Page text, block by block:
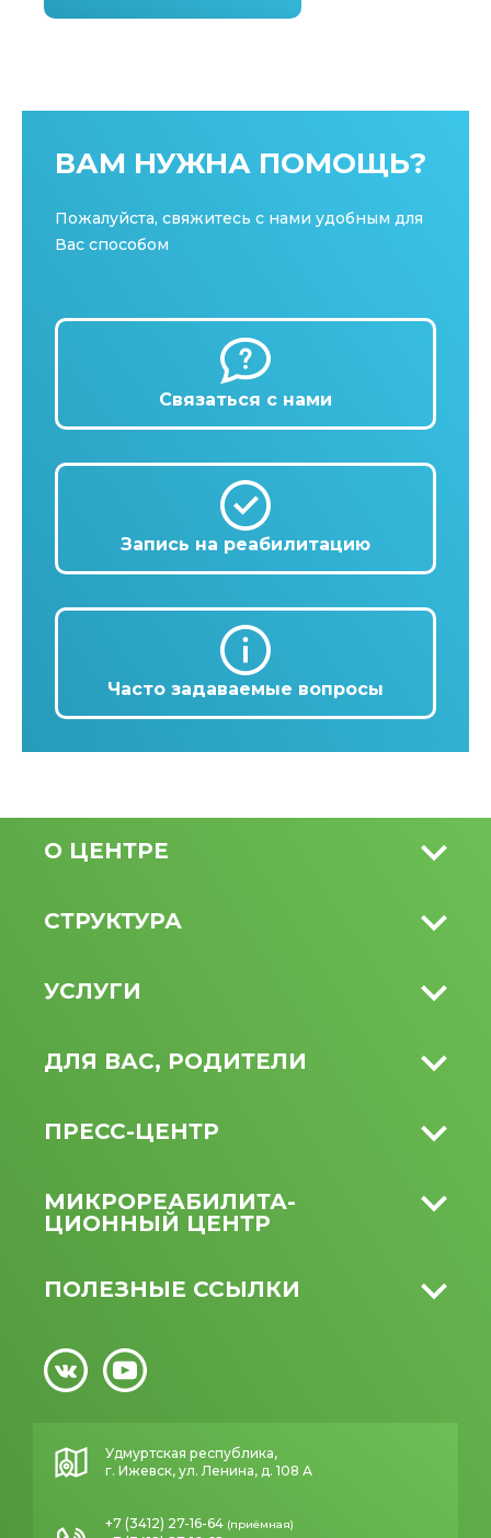
ВАМ НУЖНА ПОМОЩЬ?
Пожалуйста, свяжитесь с нами удобным для
Вас способом
Связаться с нами
Запись на реабилитацию
Часто задаваемые вопросы
О ЦЕНТРЕ
СТРУКТУРА
УСЛУГИ
ДЛЯ ВАС, РОДИТЕЛИ
ПРЕСС-ЦЕНТР
МИКРО­РЕАБИЛИТА­
ЦИОННЫЙ ЦЕНТР
ПОЛЕЗНЫЕ ССЫЛКИ
Удмуртская республика,
г. Ижевск, ул. Ленина, д. 108 А
+7 (3412) 27-16-64 (приёмная)